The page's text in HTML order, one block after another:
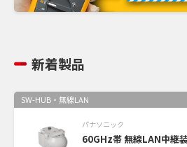
新着製品
SW-HUB・無線LAN
パナソニック
60GHz帯 無線LAN中継